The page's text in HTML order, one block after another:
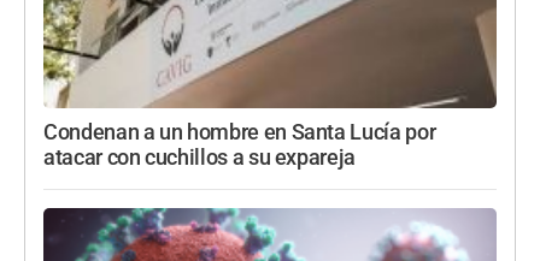
Condenan a un hombre en Santa Lucía por
atacar con cuchillos a su expareja